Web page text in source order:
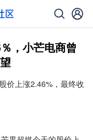
，小芒电商曾
价上涨2.46%，最终收